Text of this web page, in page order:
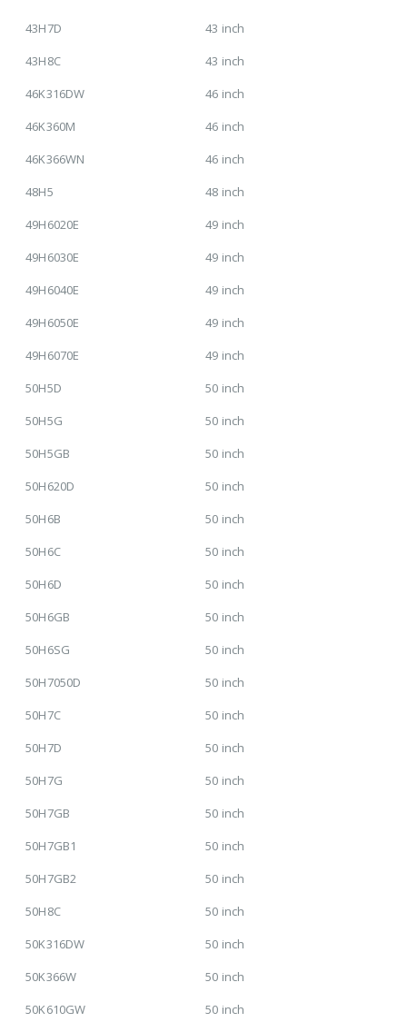
43H7D
43 inch
43H8C
43 inch
46K316DW
46 inch
46K360M
46 inch
46K366WN
46 inch
48H5
48 inch
49H6020E
49 inch
49H6030E
49 inch
49H6040E
49 inch
49H6050E
49 inch
49H6070E
49 inch
50H5D
50 inch
50H5G
50 inch
50H5GB
50 inch
50H620D
50 inch
50H6B
50 inch
50H6C
50 inch
50H6D
50 inch
50H6GB
50 inch
50H6SG
50 inch
50H7050D
50 inch
50H7C
50 inch
50H7D
50 inch
50H7G
50 inch
50H7GB
50 inch
50H7GB1
50 inch
50H7GB2
50 inch
50H8C
50 inch
50K316DW
50 inch
50K366W
50 inch
50K610GW
50 inch